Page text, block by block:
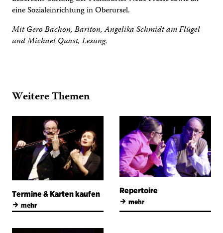
eine Sozialeinrichtung in Oberursel.
Mit Gero Bachon, Bariton, Angelika Schmidt am Flügel
und Michael Quast, Lesung.
Weitere Themen
Termine & Karten kaufen
→ mehr
Repertoire
→ mehr